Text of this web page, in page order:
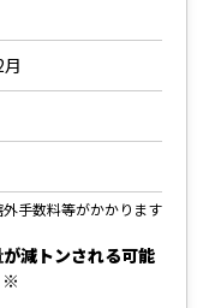
手数料等がかかります
減トンされる可能
※